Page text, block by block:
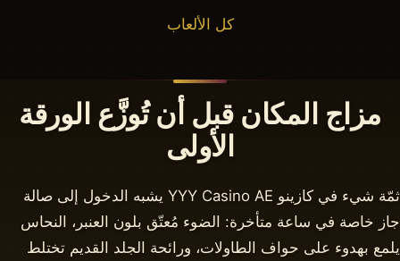
كل الألعاب
مزاج المكان قبل أن تُوزَّع الورقة
الأولى
ثمّة شيء في كازينو YYY Casino AE يشبه الدخول إلى صالة
جاز خاصة في ساعة متأخرة: الضوء مُعتّق بلون العنبر، النحاس
يلمع بهدوء على حواف الطاولات، ورائحة الجلد القديم تختلط